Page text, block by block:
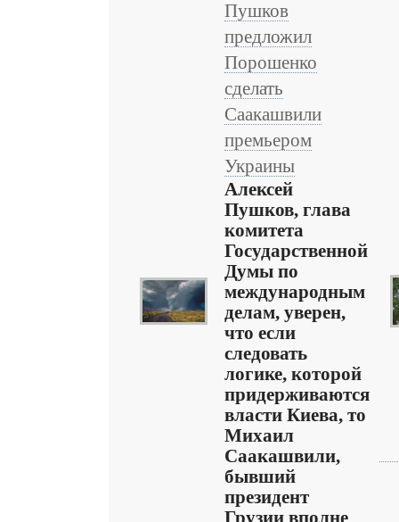
Пушков
предложил
Порошенко
сделать
Саакашвили
премьером
Украины
Алексей
Пушков, глава
комитета
Государственной
Думы по
международным
делам, уверен,
что если
следовать
логике, которой
придерживаются
власти Киева, то
Михаил
Саакашвили,
бывший
президент
Грузии вполне